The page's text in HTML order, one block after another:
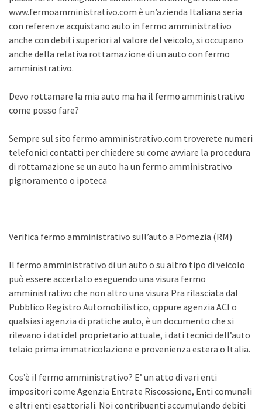
www.fermoamministrativo.com è un’azienda Italiana seria
con referenze acquistano auto in fermo amministrativo
anche con debiti superiori al valore del veicolo, si occupano
anche della relativa rottamazione di un auto con fermo
amministrativo.
Devo rottamare la mia auto ma ha il fermo amministrativo
come posso fare?
Sempre sul sito fermo amministrativo.com troverete numeri
telefonici contatti per chiedere su come avviare la procedura
di rottamazione se un auto ha un fermo amministrativo
pignoramento o ipoteca
Verifica fermo amministrativo sull’auto a Pomezia (RM)
Il fermo amministrativo di un auto o su altro tipo di veicolo
può essere accertato eseguendo una visura fermo
amministrativo che non altro una visura Pra rilasciata dal
Pubblico Registro Automobilistico, oppure agenzia ACI o
qualsiasi agenzia di pratiche auto, è un documento che si
rilevano i dati del proprietario attuale, i dati tecnici dell’auto
telaio prima immatricolazione e provenienza estera o Italia.
Cos’è il fermo amministrativo? E’ un atto di vari enti
impositori come Agenzia Entrate Riscossione, Enti comunali
e altri enti esattoriali. Noi contribuenti accumulando debiti